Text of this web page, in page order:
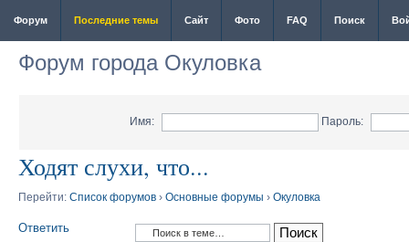
Форум Последние темы Сайт Фото FAQ Поиск
Форум города Окуловка
Имя: Пароль:
Ходят слухи, что...
Перейти: Список форумов › Основные форумы › Окуловка
Ответить